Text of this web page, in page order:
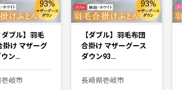
ダブル】羽毛
掛け マザーグ
ウン…
岐市
【ダブル】羽毛布団
合掛け マザーグース
ダウン93…
長崎県壱岐市